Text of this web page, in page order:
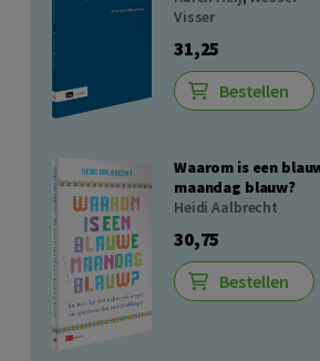
Visser
31,25
Bestellen
Waarom is een
maandag blauw?
Heidi Aalbrecht
30,75
Bestellen